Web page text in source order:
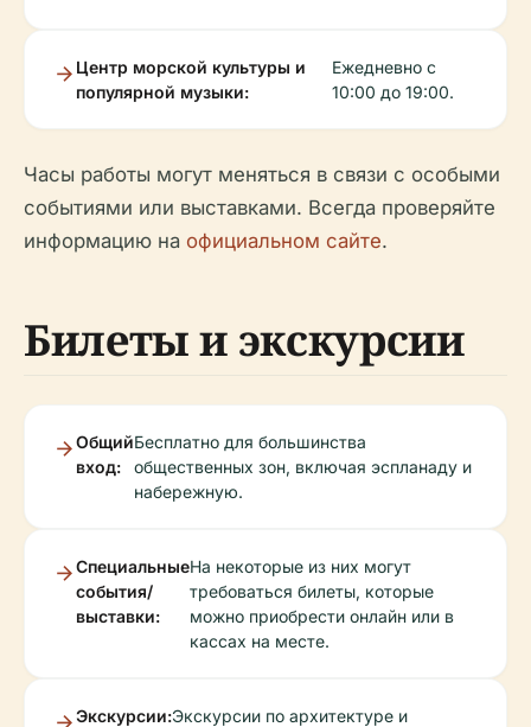
Центр морской культуры и
популярной музыки:
Ежедневно с
10:00 до 19:00.
Часы работы могут меняться в связи с особыми
событиями или выставками. Всегда проверяйте
информацию на официальном сайте.
Билеты и экскурсии
Общий
вход:
Бесплатно для большинства
общественных зон, включая эспланаду и
набережную.
Специальные
события/
выставки:
На некоторые из них могут
требоваться билеты, которые
можно приобрести онлайн или в
кассах на месте.
Экскурсии:Экскурсии по архитектуре и